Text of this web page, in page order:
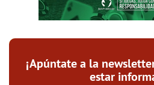
¡Apúntate a la
estar